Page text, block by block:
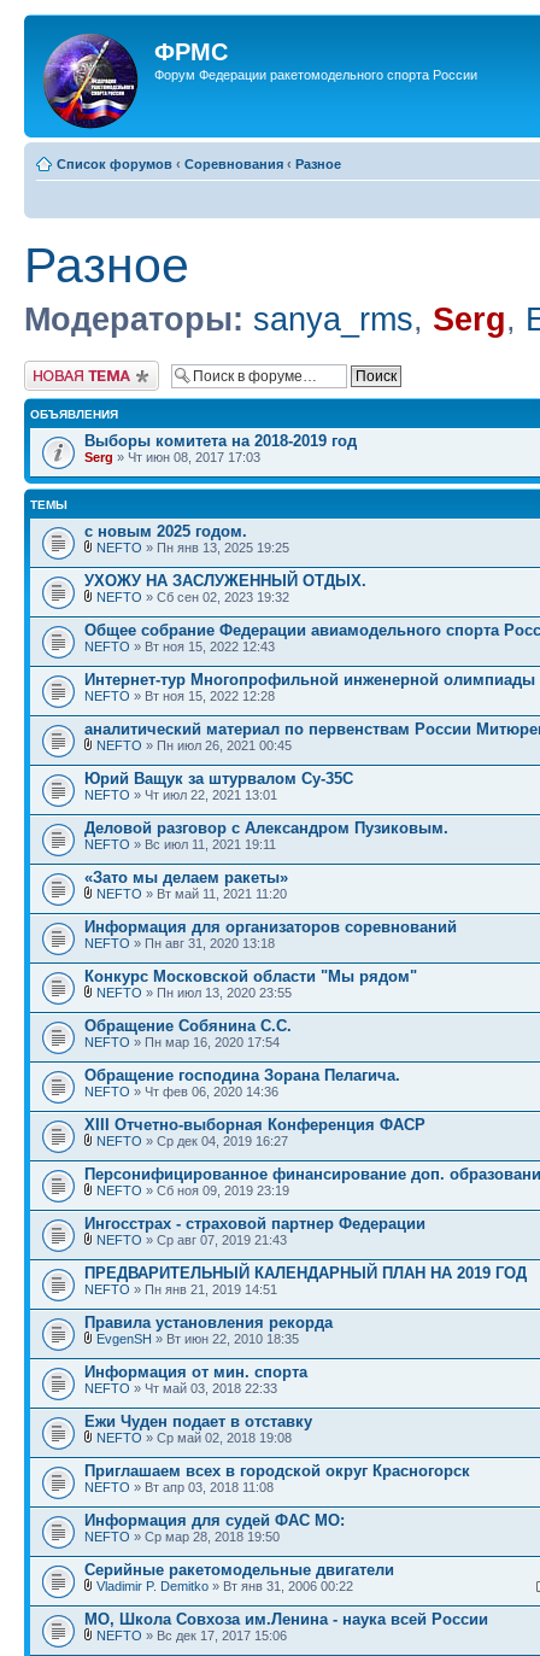
ФРМС
Форум Федерации ракетомодельного спорта России
Список форумов ‹ Соревнования ‹ Разное
Разное
Модераторы: sanya_rms, Serg,
Новая тема
ОБЪЯВЛЕНИЯ
Выборы комитета на 2018-2019 год
Serg » Чт июн 08, 2017 17:03
ТЕМЫ
с новым 2025 годом.
NEFTO » Пн янв 13, 2025 19:25
УХОЖУ НА ЗАСЛУЖЕННЫЙ ОТДЫХ.
NEFTO » Сб сен 02, 2023 19:32
Общее собрание Федерации авиамодельного спорта
NEFTO » Вт ноя 15, 2022 12:43
Интернет-тур Многопрофильной инженерной олимпиады
NEFTO » Вт ноя 15, 2022 12:28
аналитический материал по первенствам России
NEFTO » Пн июл 26, 2021 00:45
Юрий Ващук за штурвалом Су-35С
NEFTO » Чт июл 22, 2021 13:01
Деловой разговор с Александром Пузиковым.
NEFTO » Вс июл 11, 2021 19:11
«Зато мы делаем ракеты»
NEFTO » Вт май 11, 2021 11:20
Информация для организаторов соревнований
NEFTO » Пн авг 31, 2020 13:18
Конкурс Московской области "Мы рядом"
NEFTO » Пн июл 13, 2020 23:55
Обращение Собянина С.С.
NEFTO » Пн мар 16, 2020 17:54
Обращение господина Зорана Пелагича.
NEFTO » Чт фев 06, 2020 14:36
XIII Отчетно-выборная Конференция ФАСР
NEFTO » Ср дек 04, 2019 16:27
Персонифицированное финансирование доп.
NEFTO » Сб ноя 09, 2019 23:19
Ингосстрах - страховой партнер Федерации
NEFTO » Ср авг 07, 2019 21:43
ПРЕДВАРИТЕЛЬНЫЙ КАЛЕНДАРНЫЙ ПЛАН НА 2019 ГОД
NEFTO » Пн янв 21, 2019 14:51
Правила установления рекорда
EvgenSH » Вт июн 22, 2010 18:35
Информация от мин. спорта
NEFTO » Чт май 03, 2018 22:33
Ежи Чуден подает в отставку
NEFTO » Ср май 02, 2018 19:08
Приглашаем всех в городской округ Красногорск
NEFTO » Вт апр 03, 2018 11:08
Информация для судей ФАС МО:
NEFTO » Ср мар 28, 2018 19:50
Серийные ракетомодельные двигатели
Vladimir P. Demitko » Вт янв 31, 2006 00:22
МО, Школа Совхоза им.Ленина - наука всей России
NEFTO » Вс дек 17, 2017 15:06